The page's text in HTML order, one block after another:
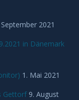
September 2021
in Dänemark
1. Mai 2021
Gettorf 9. August